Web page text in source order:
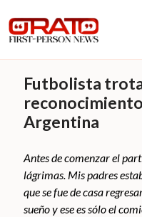
Futbolista
Argentina
Antes de comenzar el
lágrimas. Mis padres
que se fue de casa
sueño y ese es sólo el